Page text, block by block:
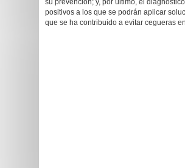
su prevención; y, por último, el
positivos a los que se podrán aplicar
que se ha contribuido a evitar cegueras